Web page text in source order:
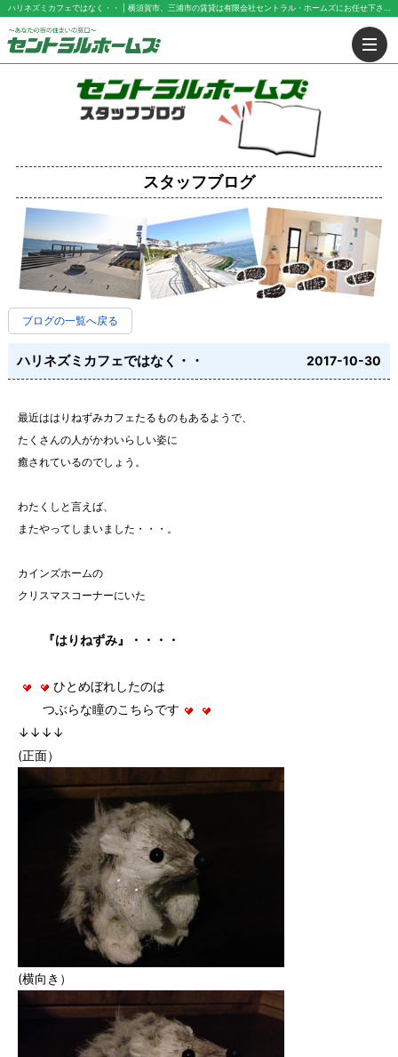
スタッフブログ
ブログの一覧へ戻る
ハリネズミカフェではなく・・ 2017-10-30
最近ははりねずみカフェたるものもあるようで、
たくさんの人がかわいらしい姿に
癒されているのでしょう。
わたくしと言えば、
またやってしまいました・・・。
カインズホームの
クリスマスコーナーにいた
『はりねずみ』・・・・
ひとめぼれしたのは
つぶらな瞳のこちらです
↓↓↓↓
(正面）
(横向き）